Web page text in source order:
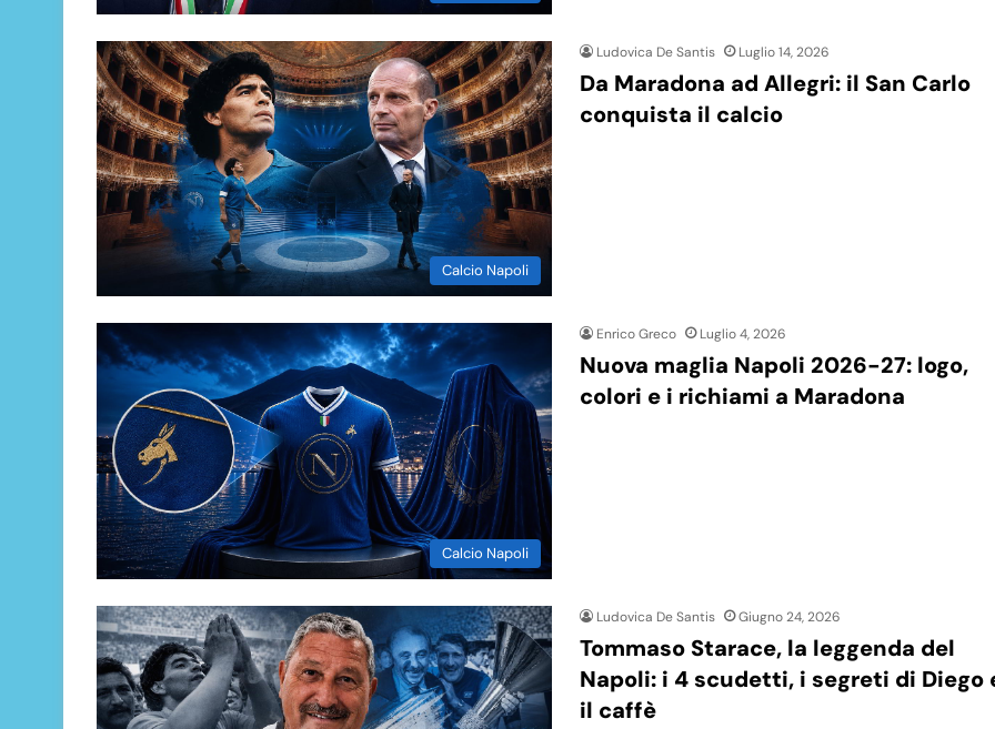
Calcio Napoli
Ludovica De Santis Luglio 14, 2026
Da Maradona ad Allegri: il San Carlo
conquista il calcio
Calcio Napoli
Enrico Greco Luglio 4, 2026
Nuova maglia Napoli 2026-27: logo,
colori e i richiami a Maradona
Ludovica De Santis Giugno 24, 2026
Tommaso Starace, la leggenda del
Napoli: i 4 scudetti, i segreti di Diego
il caffè